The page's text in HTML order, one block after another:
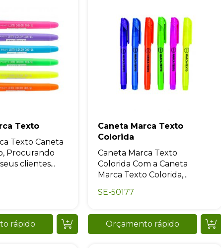
Texto
Texto Caneta
Procurando
clientes...
rápido
Caneta Marca Texto
Colorida
Caneta Marca Texto
Colorida Com a Caneta
Marca Texto Colorida,...
SE-50177
Orçamento rápido